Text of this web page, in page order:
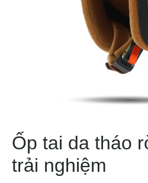
Ốp tai da tháo
trải nghiệm